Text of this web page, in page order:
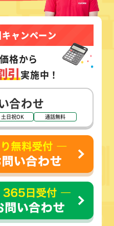
ャンペーン
格から
引実施中！
合わせ
土日祝OK 通話無料